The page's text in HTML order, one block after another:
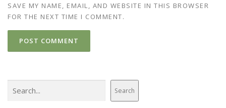
SAVE MY NAME, EMAIL, AND WEBSITE IN THIS BROWSER
FOR THE NEXT TIME I COMMENT.
Search